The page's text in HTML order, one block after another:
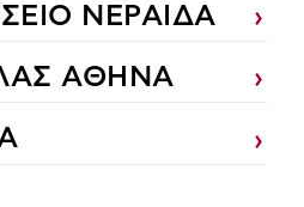
ΝΕΡΑΙΔΑ
ΑΘΗΝΑ